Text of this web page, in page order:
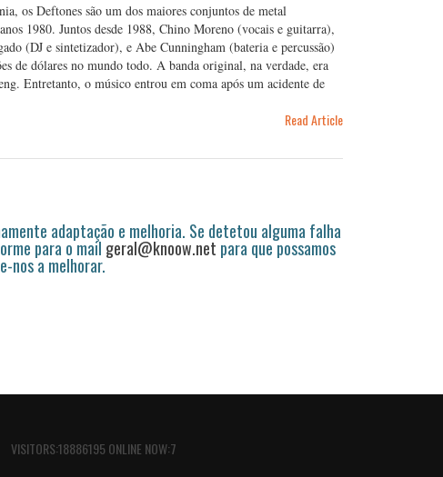
os Deftones são um dos maiores conjuntos de metal
1980. Juntos desde 1988, Chino Moreno (vocais e guitarra),
(DJ e sintetizador), e Abe Cunningham (bateria e percussão)
de dólares no mundo todo. A banda original, na verdade, era
Entretanto, o músico entrou em coma após um acidente de
Read Article
adaptação e melhoria. Se detetou alguma falha
para o mail geral@knoow.net para que possamos
nos a melhorar.
VISITORS:18886195 ONLINE NOW:7